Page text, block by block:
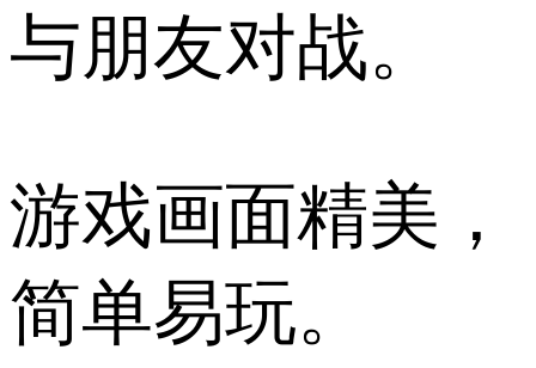
与朋友对战。
游戏画面精美，
简单易玩。